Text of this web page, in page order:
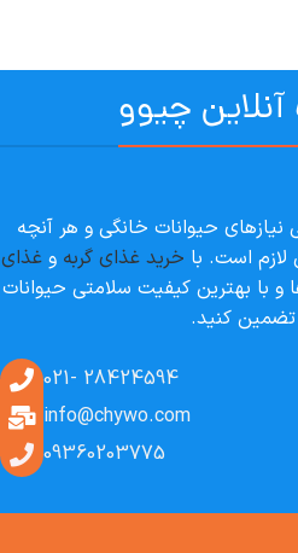
چیوو
حیوانات خانگی و هر آنچه
لازم است. با خرید غذای گربه و غذای
و با بهترین کیفیت سلامتی حیوانات
تضمین کنید.
28424594 -021
info@chywo.com
09360203775